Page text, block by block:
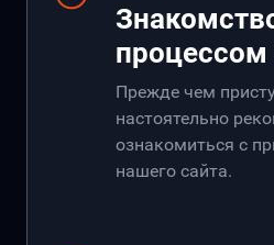
процессом
Прежде чем
настоятельно
ознакомиться с
нашего сайта.